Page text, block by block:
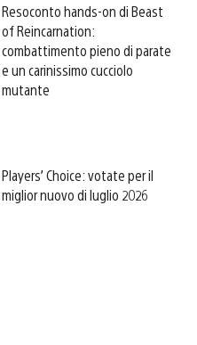
Resoconto hands-on di Beast
of Reincarnation:
combattimento pieno di parate
e un carinissimo cucciolo
mutante
Players’ Choice: votate per il
miglior nuovo di luglio 2026